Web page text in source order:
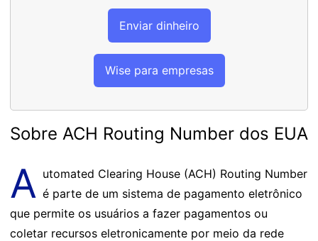
Enviar dinheiro
Wise para empresas
Sobre ACH Routing Number dos EUA
A utomated Clearing House (ACH) Routing Number
é parte de um sistema de pagamento eletrônico
que permite os usuários a fazer pagamentos ou
coletar recursos eletronicamente por meio da rede